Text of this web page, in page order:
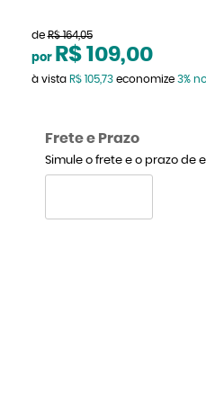
de R$ 164,05
por R$ 109,00
à vista R$ 105,73economize 3%
Frete e Prazo
Simule o frete e o prazo de